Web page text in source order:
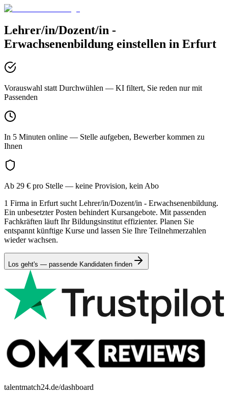
Lehrer/in/Dozent/in -
Erwachsenenbildung einstellen in Erfurt
Vorauswahl statt Durchwühlen — KI filtert, Sie reden nur mit
Passenden
In 5 Minuten online — Stelle aufgeben, Bewerber kommen zu
Ihnen
Ab 29 € pro Stelle — keine Provision, kein Abo
1 Firma in Erfurt sucht Lehrer/in/Dozent/in - Erwachsenenbildung.
Ein unbesetzter Posten behindert Kursangebote. Mit passenden
Fachkräften läuft Ihr Bildungsinstitut effizienter. Planen Sie
entspannt künftige Kurse und lassen Sie Ihre Teilnehmerzahlen
wieder wachsen.
Los geht's — passende Kandidaten finden
talentmatch24.de/dashboard